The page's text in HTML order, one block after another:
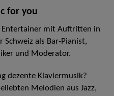
for you
mit Auftritten in
Schweiz als Bar-Pianist,
und Moderator.
dezente Klaviermusik?
Melodien aus Jazz,